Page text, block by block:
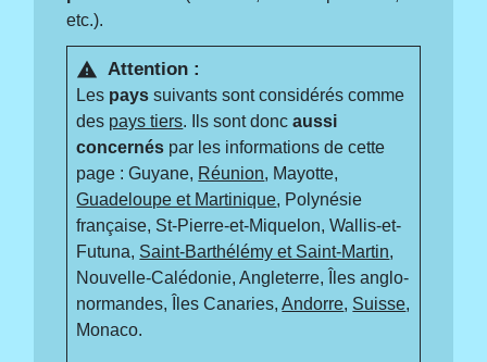
etc.).
warning Attention :
Les pays suivants sont considérés comme
des pays tiers. Ils sont doncaussi
concernés par les informations de cette
page : Guyane, Réunion, Mayotte,
Guadeloupe et Martinique, Polynésie
française, St-Pierre-et-Miquelon, Wallis-et-
Futuna, Saint-Barthélémy et Saint-Martin,
Nouvelle-Calédonie, Angleterre, Îles anglo-
normandes, Îles Canaries,Andorre, Suisse,
Monaco.